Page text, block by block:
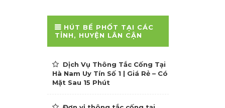
HÚT BỂ PHỐT TẠI CÁC
TỈNH, HUYỆN LÂN CẬN
Dịch Vụ Thông Tắc Cống Tại
Hà Nam Uy Tín Số 1 | Giá Rẻ – Có
Mặt Sau 15 Phút